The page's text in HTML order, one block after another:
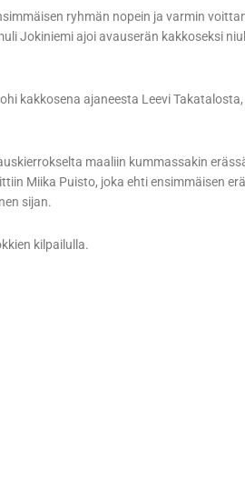
ryhmän nopein ja varmin
Jokiniemi ajoi avauserän kakkoseksi
kakkosena ajaneesta Leevi
maaliin kummassakin
Miika Puisto, joka ehti ensimmäisen
sijan.
kilpailulla.